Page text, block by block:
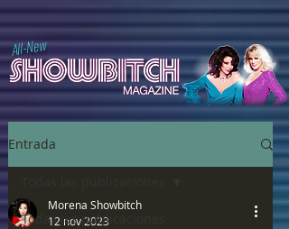
All-New
Entrada
Todas las publicaciones
Morena Showbitch
12 nov 2023